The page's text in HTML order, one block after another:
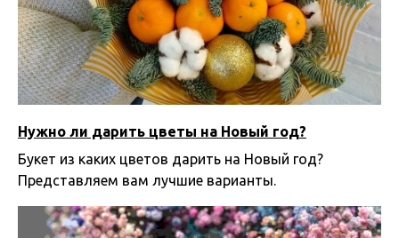
Нужно ли дарить цветы на Новый год?
Букет из каких цветов дарить на Новый год?
Представляем вам лучшие варианты.
23.12.2023 10:00